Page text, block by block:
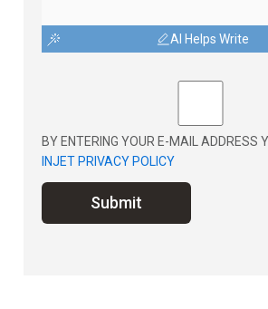
AI Helps Write
BY ENTERING YOUR E-MAIL ADDRESS
INJET PRIVACY POLICY
Submit